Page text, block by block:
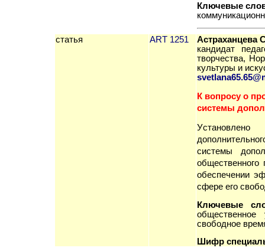
Ключевые
статья ART 1251
Астраханцева
кандидат
творчества,
культуры и
К вопросу о
системы
У
системы
общественного
обеспечении
сфере его
Ключевые
общественное
свободное
Шифр